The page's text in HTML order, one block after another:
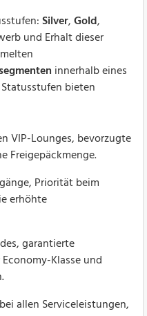
Silver,Gold,
und Erhalt dieser
innerhalb eines
bieten
VIP-Lounges, bevorzugte
Freigepäckmenge.
Priorität beim
erhöhte
garantierte
Klasse und
allen Serviceleistungen,